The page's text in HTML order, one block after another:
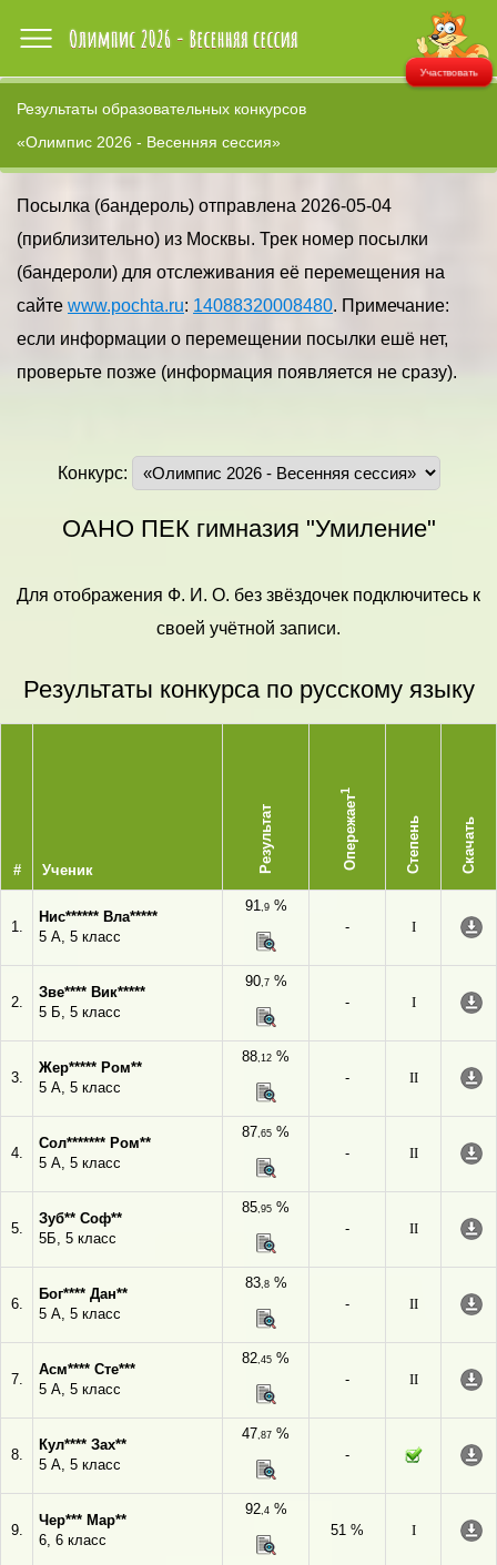
Участвовать
Результаты образовательных конкурсов
«Олимпис 2026 - Весенняя сессия»
Посылка (бандероль) отправлена 2026-05-04
(приблизительно) из Москвы. Трек номер посылки
(бандероли) для отслеживания её перемещения на
сайте www.pochta.ru: 14088320008480. Примечание:
если информации о перемещении посылки ешё нет,
проверьте позже (информация появляется не сразу).
Конкурс:
ОАНО ПЕК гимназия "Умиление"
Для отображения Ф. И. О. без звёздочек подключитесь к
своей учётной записи.
Результаты конкурса по русскому языку
# Ученик Результат Опережает
1
Степень Скачать
1.
Нис****** Вла*****
5 А, 5 класс
91,9%
-
I
2.
Зве**** Вик*****
5 Б, 5 класс
90,7%
-
I
3.
Жер***** Ром**
5 А, 5 класс
88,12 %
-
II
4.
Сол******* Ром**
5 А, 5 класс
87,65 %
-
II
5.
Зуб** Соф**
5Б, 5 класс
85,95 %
-
II
6.
Бог**** Дан**
5 А, 5 класс
83,8%
-
II
7.
Асм**** Сте***
5 А, 5 класс
82,45 %
-
II
8.
Кул**** Зах**
5 А, 5 класс
47,87 %
-
9.
Чер*** Мар**
6, 6 класс
92,4%
51 %
I